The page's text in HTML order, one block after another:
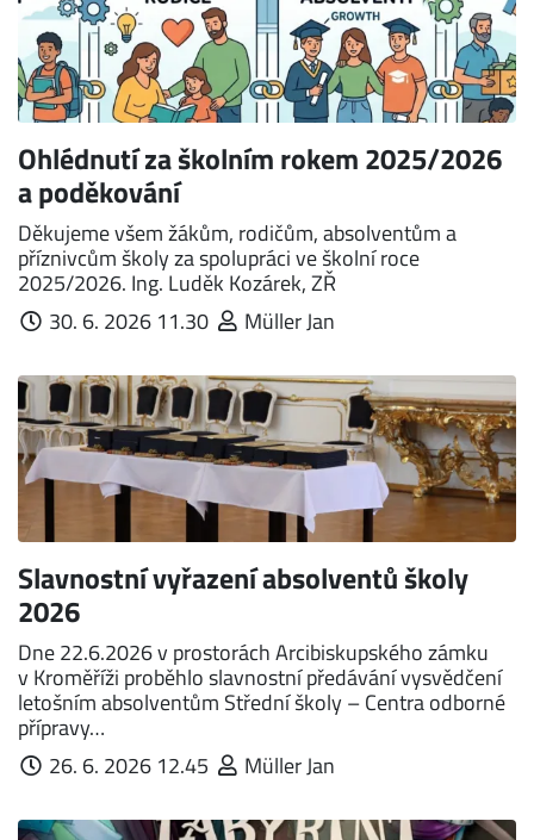
Ohlédnutí za školním rokem 2025/2026
a poděkování
Děkujeme všem žákům, rodičům, absolventům a
příznivcům školy za spolupráci ve školní roce
2025/2026. Ing. Luděk Kozárek, ZŘ
30. 6. 2026 11.30
Müller Jan
Slavnostní vyřazení absolventů školy
2026
Dne 22.6.2026 v pros­torách Arcibiskupského zámku
v Kroměříži proběhlo slavnostní předávání vysvědčení
letošním absolventům Střední školy – Centra odborné
přípravy…
26. 6. 2026 12.45
Müller Jan